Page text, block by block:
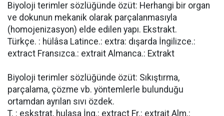
Biyoloji terimler sözlüğünde özüt: Herhangi bir organ
ve dokunun mekanik olarak parçalanmasıyla
(homojenizasyon) elde edilen yapı. Ekstrakt.
Türkçe. : hülâsa Latince.: extra: dışarda İngilizce.:
extract Fransızca.: extrait Almanca.: Extrakt
Biyoloji terimler sözlüğünde özüt: Sıkıştırma,
parçalama, çözme vb. yöntemlerle bulunduğu
ortamdan ayrılan sıvı özdek.
T. : eskstrat, hulasa İng.: extract Fr.: extrait Alm.: